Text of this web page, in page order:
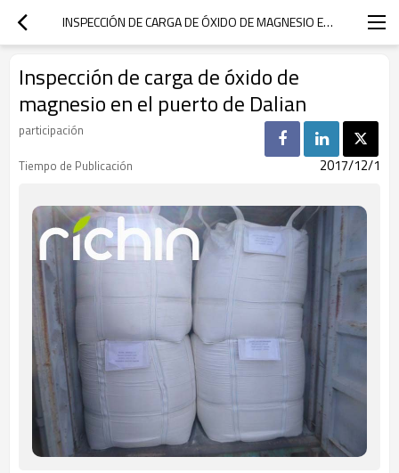
INSPECCIÓN DE CARGA DE ÓXIDO DE MAGNESIO EN EL PUERTO DE DALIAN
Inspección de carga de óxido de
magnesio en el puerto de Dalian
participación
Tiempo de Publicación
2017/12/1